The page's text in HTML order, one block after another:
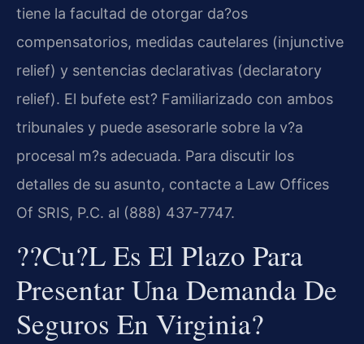
tiene la facultad de otorgar da?os
compensatorios, medidas cautelares (injunctive
relief) y sentencias declarativas (declaratory
relief). El bufete est? Familiarizado con ambos
tribunales y puede asesorarle sobre la v?a
procesal m?s adecuada. Para discutir los
detalles de su asunto, contacte a Law Offices
Of SRIS, P.C. al (888) 437-7747.
??Cu?l Es El Plazo Para
Presentar Una Demanda De
Seguros En Virginia?